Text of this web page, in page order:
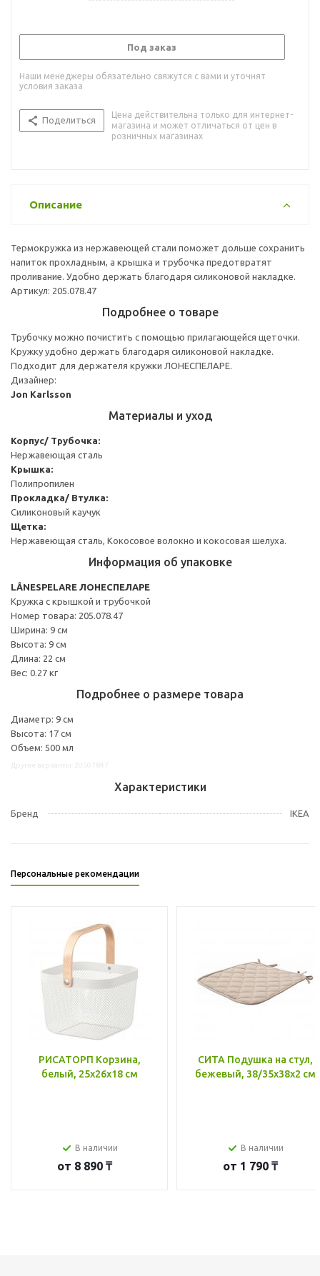
Под заказ
Наши менеджеры обязательно свяжутся с вами и уточнят
условия заказа
Поделиться
Цена действительна только для интернет-
магазина и может отличаться от цен в
розничных магазинах
Описание
Термокружка из нержавеющей стали поможет дольше сохранить
напиток прохладным, а крышка и трубочка предотвратят
проливание. Удобно держать благодаря силиконовой накладке.
Артикул: 205.078.47
Подробнее о товаре
Трубочку можно почистить с помощью прилагающейся щеточки.
Кружку удобно держать благодаря силиконовой накладке.
Подходит для держателя кружки ЛОНЕСПЕЛАРЕ.
Дизайнер:
Jon Karlsson
Материалы и уход
Корпус/ Трубочка:
Нержавеющая сталь
Крышка:
Полипропилен
Прокладка/ Втулка:
Силиконовый каучук
Щетка:
Нержавеющая сталь, Кокосовое волокно и кокосовая шелуха.
Информация об упаковке
LÅNESPELARE ЛОНЕСПЕЛАРЕ
Кружка с крышкой и трубочкой
Номер товара: 205.078.47
Ширина: 9 см
Высота: 9 см
Длина: 22 см
Вес: 0.27 кг
Подробнее о размере товара
Диаметр: 9 см
Высота: 17 см
Объем: 500 мл
Характеристики
Бренд IKEA
Персональные рекомендации
РИСАТОРП Корзина,
белый, 25x26x18 см
В наличии
от 8 890 ₸
СИТА Подушка на стул,
бежевый, 38/35x38x2 см
В наличии
от 1 790 ₸